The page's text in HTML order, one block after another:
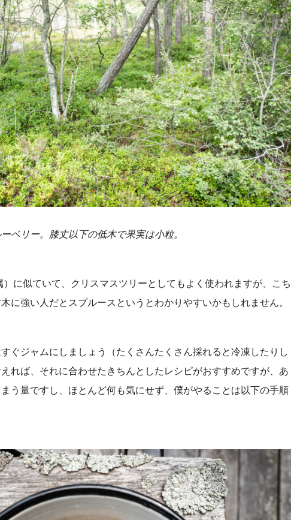
ベリー。膝丈以下の低木で果実は小粒。
に似ていて、クリスマスツリーとしてもよく使われますが、こち
に強い人だとスプルースというとわかりやすいかもしれません。
ぐジャムにしましょう（たくさんたくさん採れると冷凍したりし
れば、それに合わせたきちんとしたレシピがおすすめですが、あ
う量ですし、ほとんど何も気にせず、僕がやることは以下の手順